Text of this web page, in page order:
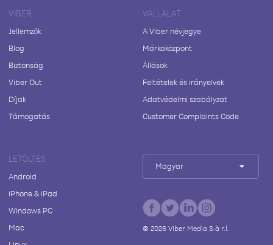
VIBER
Jellemzők
Blog
Biztonság
Viber Out
Díjak
Támogatás
VÁLLALAT
A Viber névjegye
Márkaközpont
Állások
Feltételek és irányelvek
Adatvédelmi szabályzat
Customer Complaints Code
LETÖLTÉS
Android
iPhone & iPad
Windows PC
Mac
Magyar
© 2026Viber Media S.à r.l.